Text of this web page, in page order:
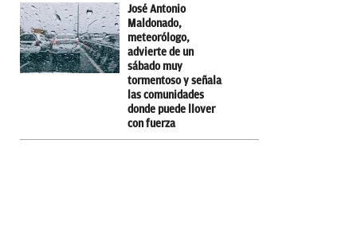
José Antonio
Maldonado,
meteorólogo,
advierte de un
sábado muy
tormentoso y señala
las comunidades
donde puede llover
con fuerza